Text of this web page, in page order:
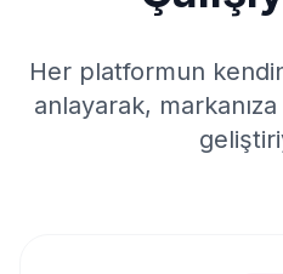
Her platformun
anlayarak,